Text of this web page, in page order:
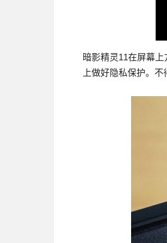
暗影精灵11在屏幕
上做好隐私保护。